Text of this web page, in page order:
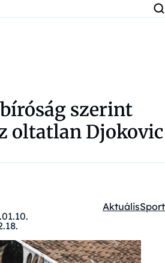
szerint
oltatlan Djokovic
Kategóriák:
AktuálisSport